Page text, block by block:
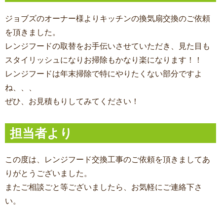
ジョブズのオーナー様よりキッチンの換気扇交換のご依頼
を頂きました。
レンジフードの取替をお手伝いさせていただき、見た目も
スタイリッシュになりお掃除もかなり楽になります！！
レンジフードは年末掃除で特にやりたくない部分ですよ
ね、、、
ぜひ、お見積もりしてみてください！
担当者より
この度は、レンジフード交換工事のご依頼を頂きましてあ
りがとうございました。
またご相談ごと等ございましたら、お気軽にご連絡下さ
い。